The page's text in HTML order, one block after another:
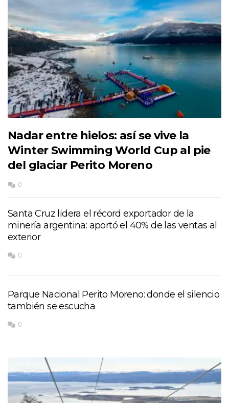
Nadar entre hielos: así se vive la
Winter Swimming World Cup al pie
del glaciar Perito Moreno
0
Santa Cruz lidera el récord exportador de la
minería argentina: aportó el 40% de las ventas al
exterior
0
Parque Nacional Perito Moreno: donde el silencio
también se escucha
0